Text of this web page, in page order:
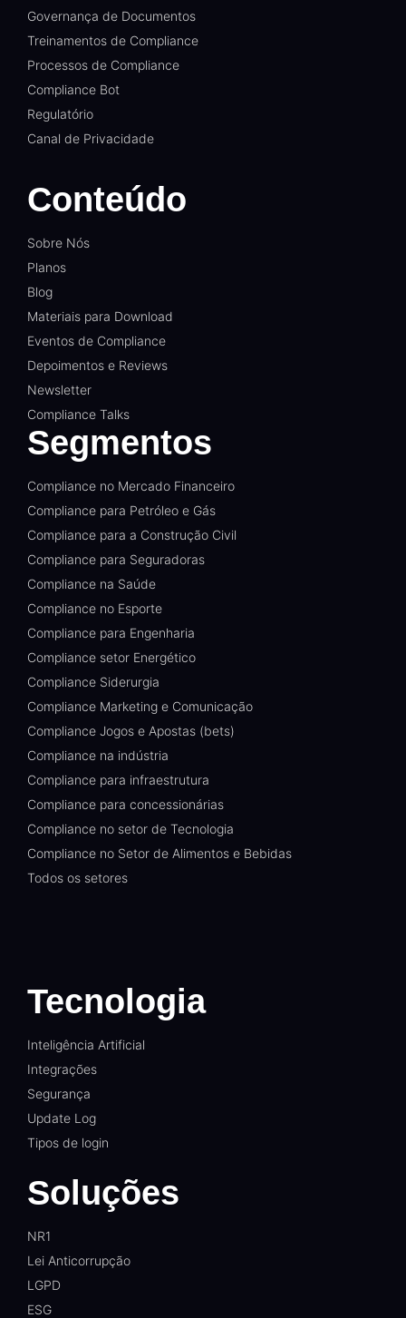
Governança de Documentos
Treinamentos de Compliance
Processos de Compliance
Compliance Bot
Regulatório
Canal de Privacidade
Conteúdo
Sobre Nós
Planos
Blog
Materiais para Download
Eventos de Compliance
Depoimentos e Reviews
Newsletter
Compliance Talks
Segmentos
Compliance no Mercado Financeiro
Compliance para Petróleo e Gás
Compliance para a Construção Civil
Compliance para Seguradoras
Compliance na Saúde
Compliance no Esporte
Compliance para Engenharia
Compliance setor Energético
Compliance Siderurgia
Compliance Marketing e Comunicação
Compliance Jogos e Apostas (bets)
Compliance na indústria
Compliance para infraestrutura
Compliance para concessionárias
Compliance no setor de Tecnologia
Compliance no Setor de Alimentos e Bebidas
Todos os setores
Tecnologia
Inteligência Artificial
Integrações
Segurança
Update Log
Tipos de login
Soluções
NR1
Lei Anticorrupção
LGPD
ESG